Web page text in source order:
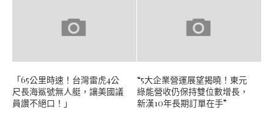
「65公里時速！台灣雷虎4公
尺長海鯊號無人艇，讓美國議
員讚不絕口！」
“5大企業營運展望揭曉！東元
綠能營收仍保持雙位數增長，
新漢10年長期訂單在手”